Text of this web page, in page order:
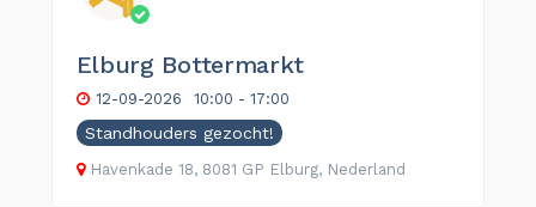
Elburg Bottermarkt
12-09-2026 10:00 - 17:00
Standhouders gezocht!
Havenkade 18, 8081 GP Elburg, Nederland